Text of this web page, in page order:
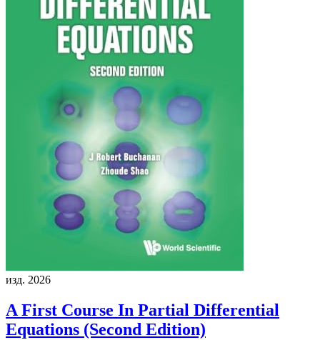
изд. 2026
A First Course In Partial Differential
Equations (Second Edition)